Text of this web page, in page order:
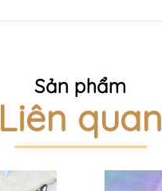
Sản phẩm
Liên quan